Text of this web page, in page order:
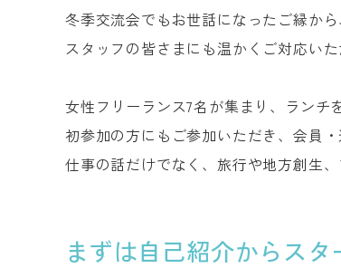
冬季交流会でもお世話になったご縁か
スタッフの皆さまにも温かくご対応い
女性フリーランス7名が集まり、ランチ
初参加の方にもご参加いただき、会員
仕事の話だけでなく、旅行や地方創生
まずは自己紹介からスタ